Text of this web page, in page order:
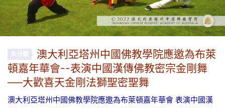
未分類
澳大利亞塔州中國佛教學院應邀為布萊
頓嘉年華會--表演中國漢傳佛教密宗金剛舞
──大歡喜天金剛法獅聖密聖舞
澳大利亞塔州中國佛教學院應邀為布萊頓嘉年華會 表演中國漢